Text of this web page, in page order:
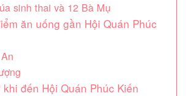
sinh thai và 12 Bà Mụ
ăn uống gần Hội Quán Phúc
đến Hội Quán Phúc Kiến